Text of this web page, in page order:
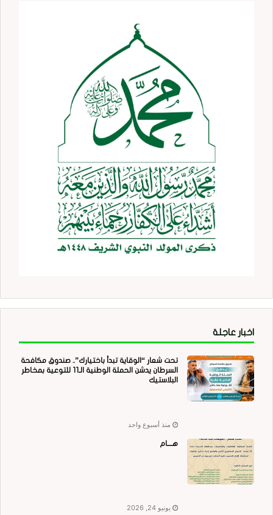
اخبار عاجلة
تحت شعار “الوقاية تبدأ باختيارك”.. صندوق مكافحة
السرطان يدشن الحملة الوطنية الـ11 للتوعية بمخاطر
البلاستيك
منذ أسبوع واحد
هــــام
يونيو 24, 2026